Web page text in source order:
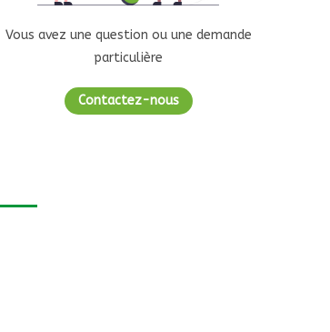
Vous avez une question ou une demande
particulière
Contactez-nous